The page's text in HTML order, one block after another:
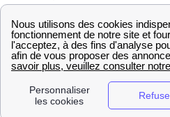
ne s'occupe pas des contrats
contrairement à EDF. Pour
résiliation ou un
vous avez choisi. Vous devrez
client de Nérac de votre